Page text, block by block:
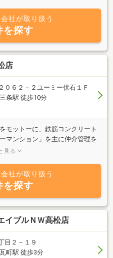
社が取り扱う
を探す
店
０６２－２ユーミー伏石１Ｆ
条駅 徒歩10分
モットーに、鉄筋コンクリート
マンション」を主に仲介管理を
しをされる方、実際にご入居さ
間のご提供を心掛けておりま
域とさせて頂いておりますが、
界隈の『太田町・伏石町・林
多数ございますので、このエリ
問い合せ下さい。スタッフ一
ます。
見る
社が取り扱う
を探す
イブルＮＷ高松店
目２－１９
町駅 徒歩3分